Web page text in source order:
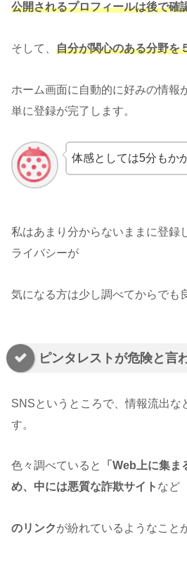
公開されるプロフィールは後で確
そして、 自分が関心のある分野を
ホーム画面に自動的に好みの情報
単に登録が完了します。
体感としては5分もか
私はあまり分からないままに登録
ライバシーが
気になる方は少し調べてからでも
ピンタレストが危険と言
SNSというところで、情報流出な
す。
色々調べていると
「Web上に集
め、中には悪質な詐欺サイト など
のリンクが紛れているようなこと